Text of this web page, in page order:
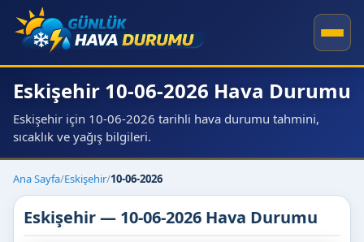
Eskişehir 10-06-2026 Hava Durumu
Eskişehir için 10-06-2026 tarihli hava durumu tahmini,
sıcaklık ve yağış bilgileri.
Ana Sayfa/Eskişehir/10-06-2026
Eskişehir — 10-06-2026 Hava Durumu